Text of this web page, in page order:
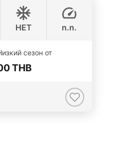
51FT
НЕТ n.n.
сезон от
THB